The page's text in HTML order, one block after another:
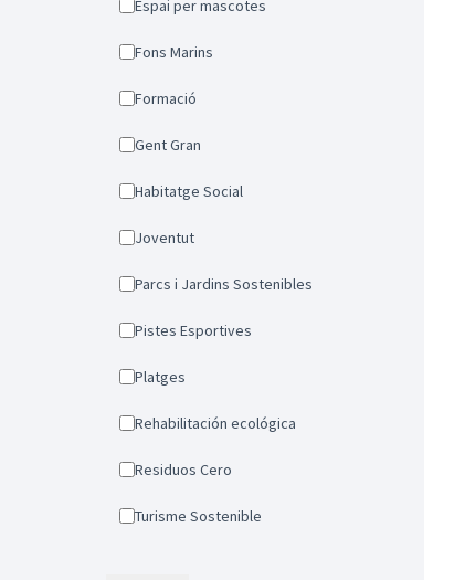
Espai per mascotes
Fons Marins
Formació
Gent Gran
Habitatge Social
Joventut
Parcs i Jardins Sostenibles
Pistes Esportives
Platges
Rehabilitación ecológica
Residuos Cero
Turisme Sostenible